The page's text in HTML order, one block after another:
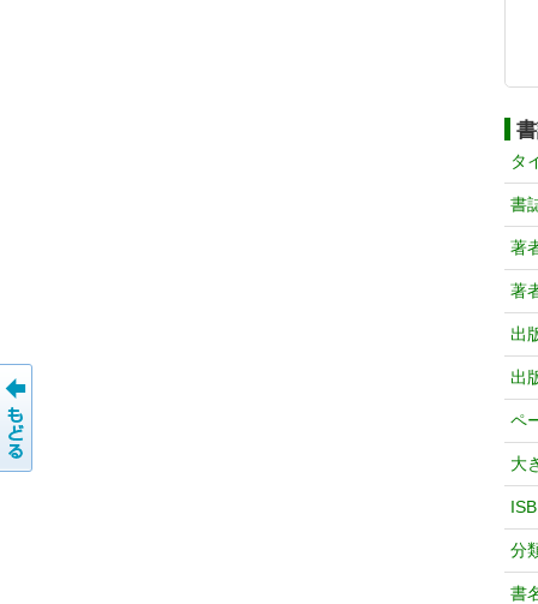
タ
書
著
著
出
出
ペ
大
分
書